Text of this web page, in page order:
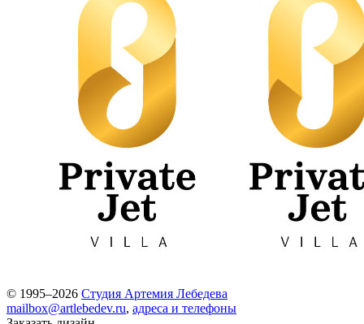
© 1995–2026 Студия Артемия Лебедева
mailbox@artlebedev.ru, адреса и телефоны